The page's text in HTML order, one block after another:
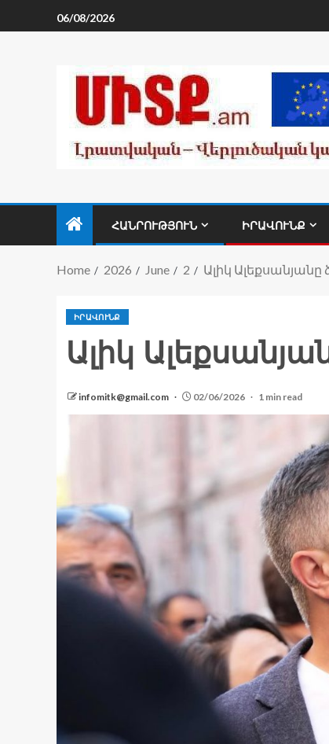
06/08/2026
ՀԱՆՐՈՒԹՅՈՒՆ ԻՐԱՎՈՒՆՔ
Home 2026 June 2 Ալիկ Ալեքսանյանը
ԻՐԱՎՈՒՆՔ
Ալիկ
infomitk@gmail.com 02/06/2026 1 min read